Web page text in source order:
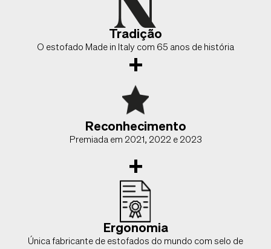
Tradição
O estofado Made in Italy com 65 anos de história
+
Reconhecimento
Premiada em 2021, 2022 e 2023
+
Ergonomia
Única fabricante de estofados do mundo com selo de